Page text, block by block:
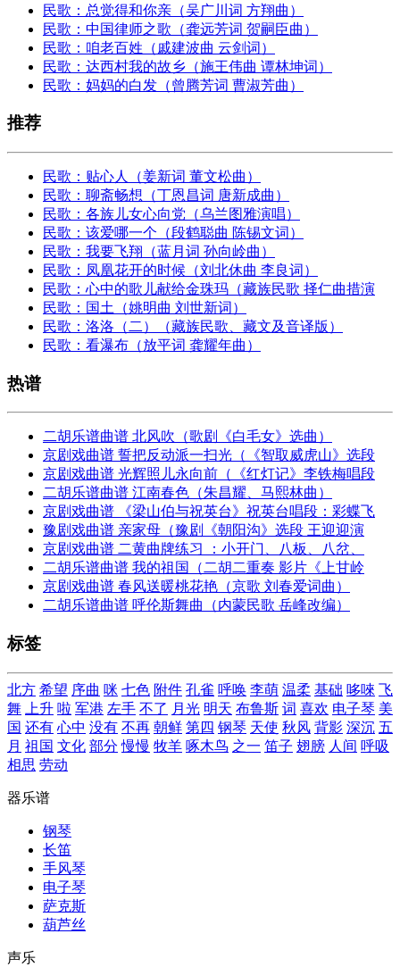
民歌：总觉得和你亲（吴广川词 方翔曲）
民歌：中国律师之歌（龚远芳词 贺嗣臣曲）
民歌：咱老百姓（戚建波曲 云剑词）
民歌：达西村我的故乡（施王伟曲 谭林坤词）
民歌：妈妈的白发（曾腾芳词 曹淑芳曲）
推荐
民歌：贴心人（姜新词 董文松曲）
民歌：聊斋畅想（丁恩昌词 唐新成曲）
民歌：各族儿女心向党（乌兰图雅演唱）
民歌：该爱哪一个（段鹤聪曲 陈锡文词）
民歌：我要飞翔（蓝月词 孙向岭曲）
民歌：凤凰花开的时候（刘北休曲 李良词）
民歌：心中的歌儿献给金珠玛（藏族民歌 择仁曲措演
民歌：国土（姚明曲 刘世新词）
民歌：洛洛（二）（藏族民歌、藏文及音译版）
民歌：看瀑布（放平词 龚耀年曲）
热谱
二胡乐谱曲谱 北风吹（歌剧《白毛女》选曲）
京剧戏曲谱 誓把反动派一扫光（《智取威虎山》选段
京剧戏曲谱 光辉照儿永向前（《红灯记》李铁梅唱段
二胡乐谱曲谱 江南春色（朱昌耀、马熙林曲）
京剧戏曲谱 《梁山伯与祝英台》祝英台唱段：彩蝶飞
豫剧戏曲谱 亲家母（豫剧《朝阳沟》选段 王迎迎演
京剧戏曲谱 二黄曲牌练习 ：小开门、八板、八岔、
二胡乐谱曲谱 我的祖国（二胡二重奏 影片《上甘岭
京剧戏曲谱 春风送暖桃花艳（京歌 刘春爱词曲）
二胡乐谱曲谱 呼伦斯舞曲（内蒙民歌 岳峰改编）
标签
北方 希望 序曲 咪 七色 附件 孔雀 呼唤 李萌 温柔 基础 哆唻 飞
舞
上升 啦 军港 左手 不了 月光 明天 布鲁斯 词 喜欢 电子琴 美
国 还有 心中 没有 不再 朝鲜 第四 钢琴 天使 秋风 背影 深沉 五
月 祖国 文化 部分 慢慢 牧羊 啄木鸟 之一 笛子 翅膀 人间 呼吸
相思 劳动
器乐谱
钢琴
长笛
手风琴
电子琴
萨克斯
葫芦丝
声乐